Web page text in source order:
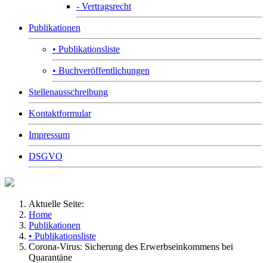
- Vertragsrecht
Publikationen
• Publikationsliste
• Buchveröffentlichungen
Stellenausschreibung
Kontaktformular
Impressum
DSGVO
Aktuelle Seite:
Home
Publikationen
• Publikationsliste
Corona-Virus: Sicherung des Erwerbseinkommens bei
Quarantäne